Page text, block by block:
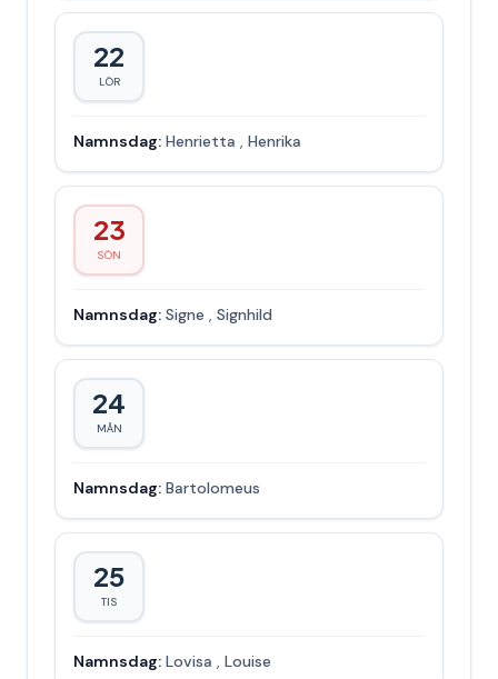
22
LÖR
Namnsdag: Henrietta , Henrika
23
SÖN
Namnsdag: Signe , Signhild
24
MÅN
Namnsdag: Bartolomeus
25
TIS
Namnsdag: Lovisa , Louise